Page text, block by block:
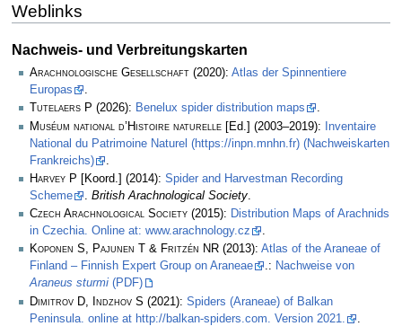
Weblinks
Nachweis- und Verbreitungskarten
Arachnologische Gesellschaft (2020): Atlas der Spinnentiere
Europas
.
Tutelaers P (2026): Benelux spider distribution maps
.
Muséum national d’Histoire naturelle [Ed.] (2003–2019):
Inventaire
National du Patrimoine Naturel (https://inpn.mnhn.fr) (Nachweiskarten
Frankreichs)
Harvey P [Koord.] (2014): Spider and Harvestman Recording
Scheme
. British Arachnological Society.
Czech Arachnological Society (2015): Distribution Maps of Arachnids
in Czechia. Online at: www.arachnology.cz
.
Koponen S, Pajunen T & Fritzén NR (2013): Atlas of the Araneae of
Finland – Finnish Expert Group on Araneae
.: Nachweise von
Araneus sturmi (PDF)
Dimitrov D, Indzhov S (2021): Spiders (Araneae) of Balkan
Peninsula. online at http://balkan-spiders.com. Version 2021.